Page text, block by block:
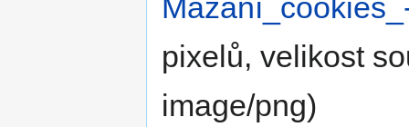
pixelů, velikost
image/png)